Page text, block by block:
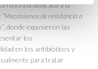
redonda dedicada a la
“Mecanismos de resistencia a
, donde expusieron las
los
en los antibióticos y
para tratar